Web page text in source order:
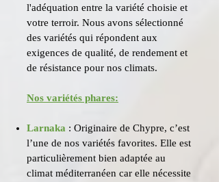
l'adéquation entre la variété choisie et
votre terroir. Nous avons sélectionné
des variétés qui répondent aux
exigences de qualité, de rendement et
de résistance pour nos climats.
Nos variétés phares:
Larnaka : Originaire de Chypre, c’est
l’une de nos variétés favorites. Elle est
particulièrement bien adaptée au
climat méditerranéen car elle nécessite